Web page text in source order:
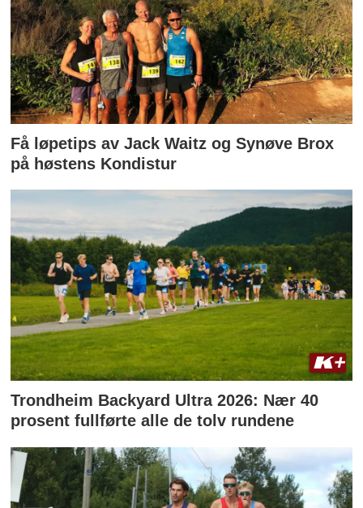
Få løpetips av Jack Waitz og Synøve Brox
på høstens Kondistur
Trondheim Backyard Ultra 2026: Nær 40
prosent fullførte alle de tolv rundene